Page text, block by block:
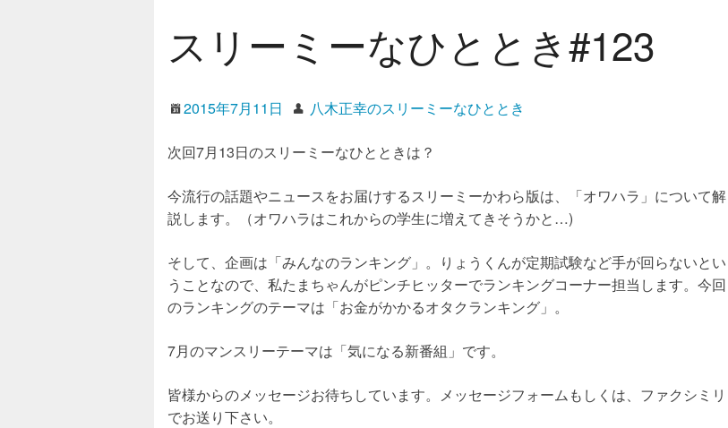
スリーミーなひととき#123
2015年7月11日 八木正幸のスリーミーなひととき
次回7月13日のスリーミーなひとときは？
今流行の話題やニュースをお届けするスリーミーかわら版は、「オワハラ」について解
説します。（オワハラはこれからの学生に増えてきそうかと…)
そして、企画は「みんなのランキング」。りょうくんが定期試験など手が回らないとい
うことなので、私たまちゃんがピンチヒッターでランキングコーナー担当します。今回
のランキングのテーマは「お金がかかるオタクランキング」。
7月のマンスリーテーマは「気になる新番組」です。
皆様からのメッセージお待ちしています。メッセージフォームもしくは、ファクシミリ
でお送り下さい。